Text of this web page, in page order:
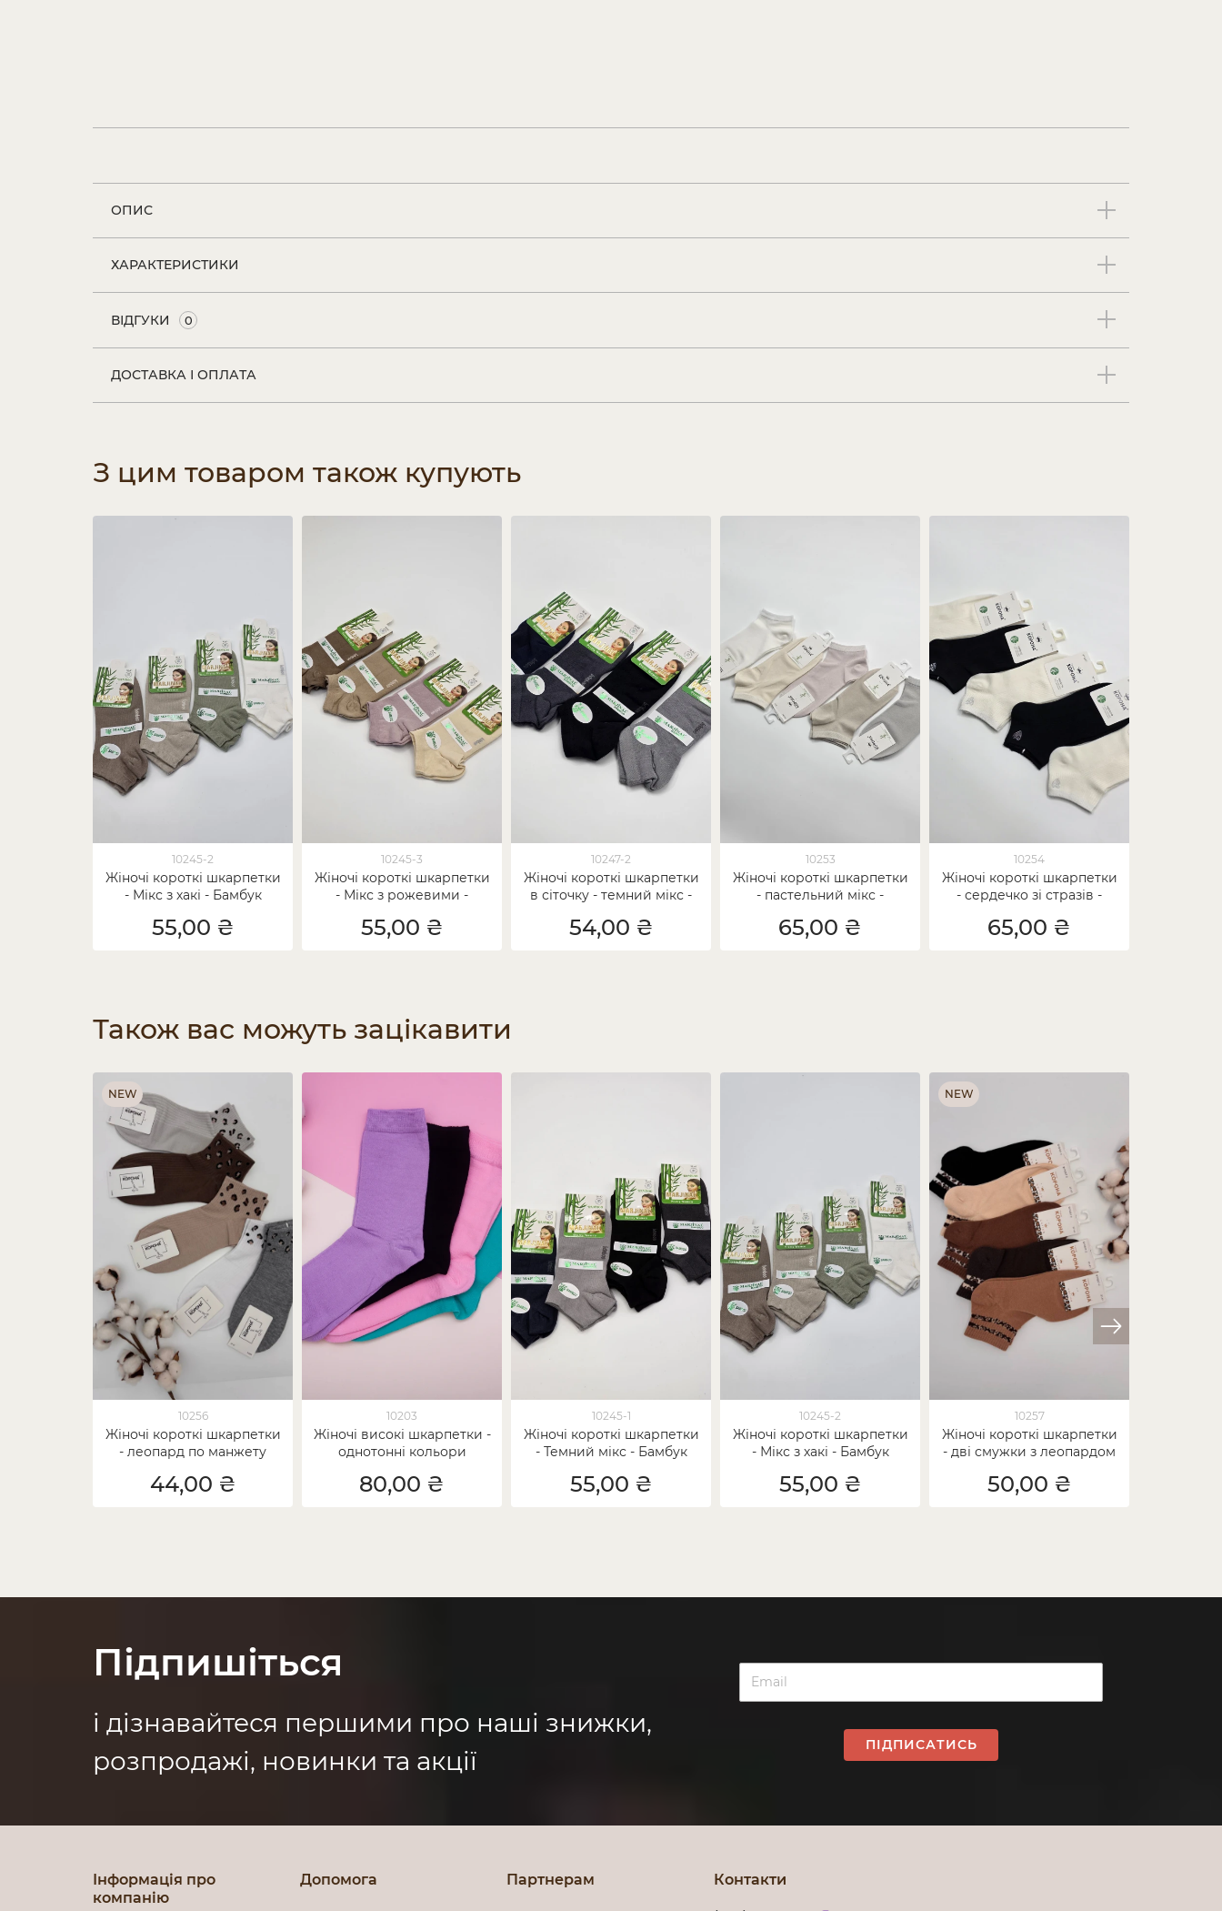
ОПИС
ХАРАКТЕРИСТИКИ
ВІДГУКИ 0
ДОСТАВКА І ОПЛАТА
З цим товаром також купують
10245-2
Жіночі короткі шкарпетки
- Мікс з хакі - Бамбук
55,00 ₴
10245-3
Жіночі короткі шкарпетки
- Мікс з рожевими -
55,00 ₴
10247-2
Жіночі короткі шкарпетки
в сіточку - темний мікс -
54,00 ₴
10253
Жіночі короткі шкарпетки
- пастельний мікс -
65,00 ₴
10254
Жіночі короткі шкарпетки
- сердечко зі стразів -
65,00 ₴
Також вас можуть зацікавити
NEW
10256
Жіночі короткі шкарпетки
- леопард по манжету
44,00 ₴
10203
Жіночі високі шкарпетки -
однотонні кольори
80,00 ₴
10245-1
Жіночі короткі шкарпетки
- Темний мікс - Бамбук
55,00 ₴
10245-2
Жіночі короткі шкарпетки
- Мікс з хакі - Бамбук
55,00 ₴
NEW
10257
Жіночі короткі шкарпетки
- дві смужки з леопардом
50,00 ₴
Підпишіться
і дізнавайтеся першими про наші знижки,
розпродажі, новинки та акції
ПІДПИСАТИСЬ
Інформація про
компанію
Допомога Партнерам Контакти